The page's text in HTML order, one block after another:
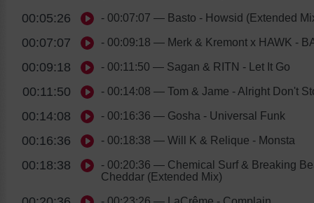
00:05:26 - 00:07:07 — Basto - Howsid (Extended
00:07:07 - 00:09:18 — Merk & Kremont x HAWK -
00:09:18 - 00:11:50 — Sagan & RITN - Let It Go
00:11:50 - 00:14:08 — Tom & Jame - Alright Don't
00:14:08 - 00:16:36 — Gosha - Universal Funk
00:16:36 - 00:18:38 — Will K & Relique - Monsta
00:18:38 - 00:20:36 — Chemical Surf & Breaking
Cheddar (Extended Mix)